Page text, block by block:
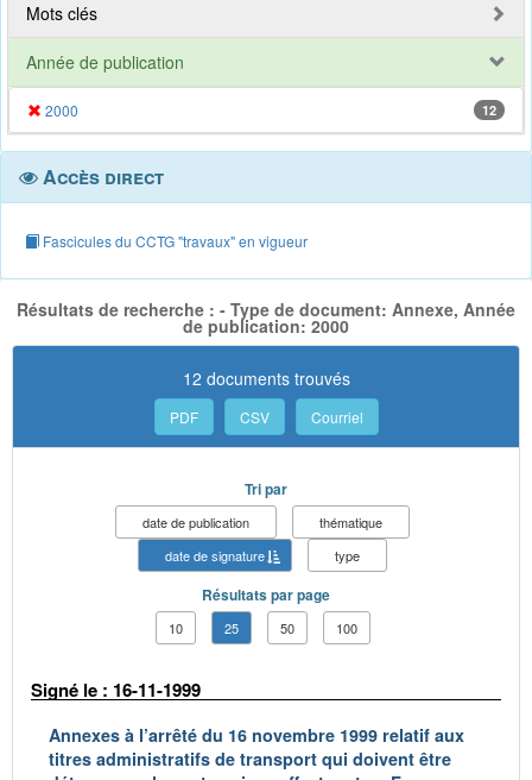
Mots clés
Année de publication
2000 12
Accès direct
Fascicules du CCTG "travaux" en vigueur
Résultats de recherche : - Type de document: Annexe, Année
de publication: 2000
12 documents trouvés
PDF CSV Courriel
Tri par
date de publication
thématique
date de signature
type
Résultats par page
10 25 50 100
Signé le : 16-11-1999
Annexes à l’arrêté du 16 novembre 1999 relatif aux
titres administratifs de transport qui doivent être